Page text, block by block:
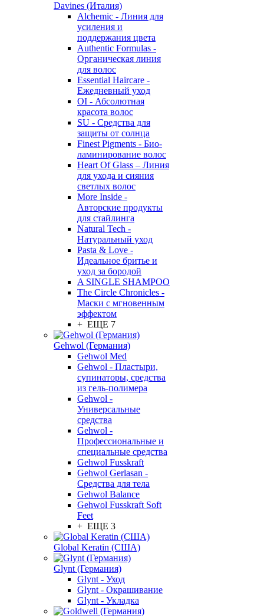
Davines (Италия)
Alchemic - Линия для
усиления и
поддержания цвета
Authentic Formulas -
Органическая линия
для волос
Essential Haircare -
Eжедневный уход
OI - Абсолютная
красота волос
SU - Средства для
защиты от солнца
Finest Pigments - Био-
ламинирование волос
Heart Of Glass – Линия
для ухода и сияния
светлых волос
More Inside -
Авторские продукты
для стайлинга
Natural Tech -
Натуральный уход
Pasta & Love -
Идеальное бритье и
уход за бородой
A SINGLE SHAMPOO
The Circle Chronicles -
Маски с мгновенным
эффектом
+ ЕЩЕ 7
Gehwol (Германия)
Gehwol Med
Gehwol - Пластыри,
супинаторы, средства
из гель-полимера
Gehwol -
Универсальные
средства
Gehwol -
Профессиональные и
специальные средства
Gehwol Fusskraft
Gehwol Gerlasan -
Средства для тела
Gehwol Balance
Gehwol Fusskraft Soft
Feet
+ ЕЩЕ 3
Global Keratin (США)
Glynt (Германия)
Glynt - Уход
Glynt - Окрашивание
Glynt - Укладка